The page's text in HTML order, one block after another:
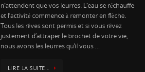
n’attendent que vos leurres. L’eau se réchauffe
et l’activité commence à remonter en flèche.
Tous les rêves sont permis et si vous rêvez
justement d’attraper le brochet de votre vie,
nous avons les leurres qu’il vous …
LIRE LA SUITE…